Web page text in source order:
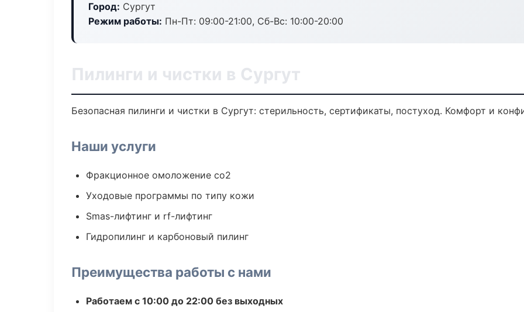
Город: Сургут
Режим работы: Пн-Пт: 09:00-21:00, Сб-Вс: 10:00-20:00
Пилинги и чистки в Сургут
Безопасная пилинги и чистки в Сургут: стерильность, сертификаты, постуход. Комфорт и
Наши услуги
Фракционное омоложение co2
Уходовые программы по типу кожи
Smas-лифтинг и rf-лифтинг
Гидропилинг и карбоновый пилинг
Преимущества работы с нами
Работаем с 10:00 до 22:00 без выходных